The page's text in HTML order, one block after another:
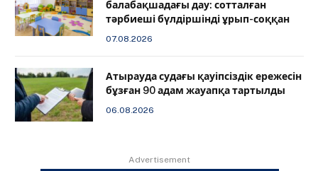
балабақшадағы дау: сотталған
тәрбиеші бүлдіршінді ұрып-соққан
07.08.2026
Атырауда судағы қауіпсіздік ережесін
бұзған 90 адам жауапқа тартылды
06.08.2026
Advertisement